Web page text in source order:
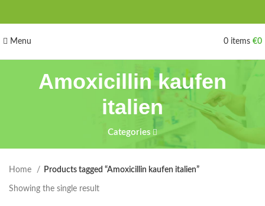
Menu 0 items €0
Amoxicillin kaufen
italien
Categories
Home Products tagged “Amoxicillin kaufen italien”
Showing the single result